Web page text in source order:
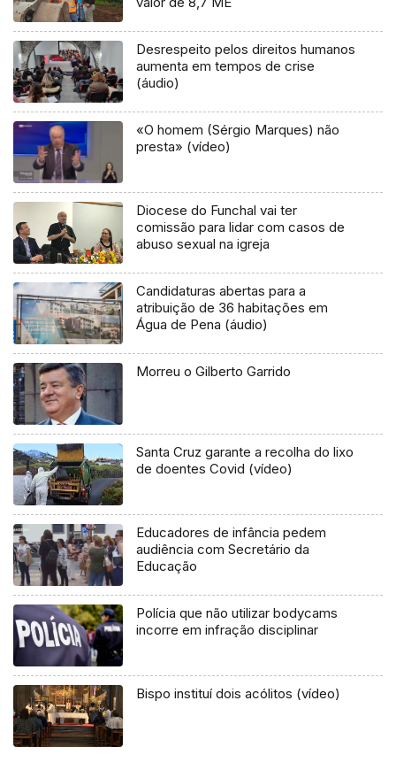
Desrespeito pelos direitos humanos
aumenta em tempos de crise
(áudio)
«O homem (Sérgio Marques) não
presta» (vídeo)
Diocese do Funchal vai ter
comissão para lidar com casos de
abuso sexual na igreja
Candidaturas abertas para a
atribuição de 36 habitações em
Água de Pena (áudio)
Morreu o Gilberto Garrido
Santa Cruz garante a recolha do lixo
de doentes Covid (vídeo)
Educadores de infância pedem
audiência com Secretário da
Educação
Polícia que não utilizar bodycams
incorre em infração disciplinar
Bispo instituí dois acólitos (vídeo)